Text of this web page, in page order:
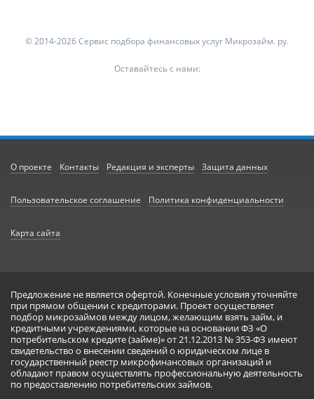
© 2014-2026 Сервис подбора финансовых услуг Микрозайм. ру.
Оставайтесь с нами:
О проекте Контакты Редакция и эксперты Защита данных
Пользовательское соглашение Политика конфиденциальности
Карта сайта
Предложение не является офертой. Конечные условия уточняйте
при прямом общении с кредиторами. Проект осуществляет
подбор микрозаймов между лицом, желающим взять займ, и
кредитными учреждениями, которые на основании ФЗ «О
потребительском кредите (займе)» от 21.12.2013 № 353-ФЗ имеют
свидетельство о внесении сведений о юридическом лице в
государственный реестр микрофинансовых организаций и
обладают правом осуществлять профессиональную деятельность
по предоставлению потребительских займов.